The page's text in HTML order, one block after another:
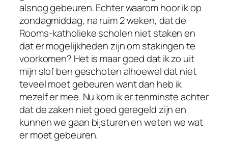
alsnog gebeuren. Echter waarom hoor ik op
zondagmiddag, na ruim 2 weken, dat de
Rooms-katholieke scholen niet staken en
dat er mogelijkheden zijn om stakingen te
voorkomen? Het is maar goed dat ik zo uit
mijn slof ben geschoten alhoewel dat niet
teveel moet gebeuren want dan heb ik
mezelf er mee. Nu kom ik er tenminste achter
dat de zaken niet goed geregeld zijn en
kunnen we gaan bijsturen en weten we wat
er moet gebeuren.